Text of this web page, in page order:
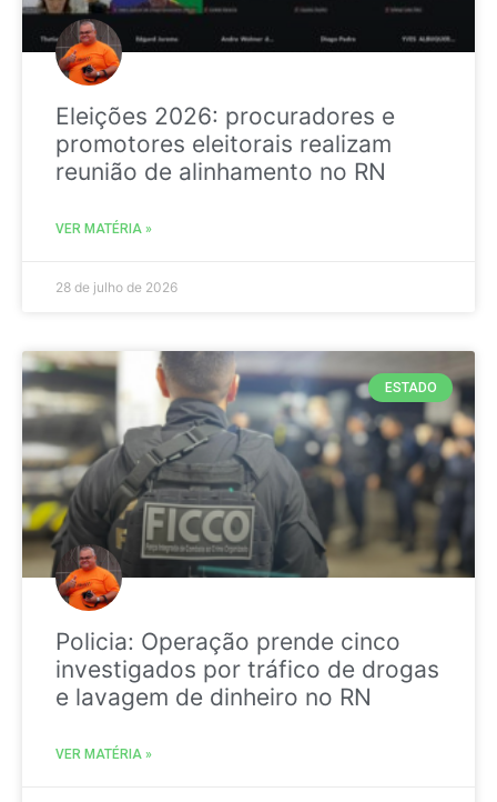
Eleições 2026: procuradores e
promotores eleitorais realizam
reunião de alinhamento no RN
VER MATÉRIA »
28 de julho de 2026
ESTADO
Policia: Operação prende cinco
investigados por tráfico de drogas
e lavagem de dinheiro no RN
VER MATÉRIA »